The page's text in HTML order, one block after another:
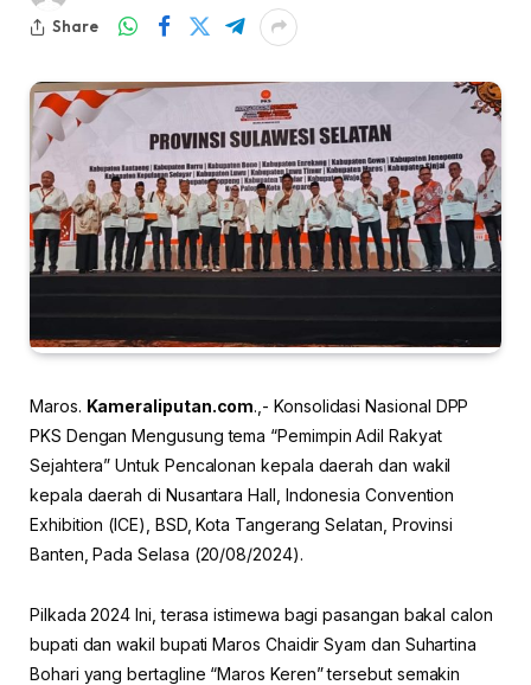
Share
Maros. Kameraliputan.com.,- Konsolidasi Nasional DPP
PKS Dengan Mengusung tema “Pemimpin Adil Rakyat
Sejahtera” Untuk Pencalonan kepala daerah dan wakil
kepala daerah di Nusantara Hall, Indonesia Convention
Exhibition (ICE), BSD, Kota Tangerang Selatan, Provinsi
Banten, Pada Selasa (20/08/2024).
Pilkada 2024 Ini, terasa istimewa bagi pasangan bakal calon
bupati dan wakil bupati Maros Chaidir Syam dan Suhartina
Bohari yang bertagline “Maros Keren” tersebut semakin